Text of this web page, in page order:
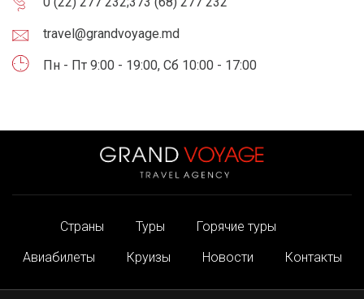
travel@grandvoyage.md
Пн - Пт 9:00 - 19:00, Сб 10:00 - 17:00
Страны Туры
Горячие туры
Авиабилеты
Круизы Новости Контакты